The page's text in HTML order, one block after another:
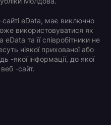
eData, має виключно
використовуватися як
та її співробітники не
ніякої прихованої або
-якої інформації, до якої
-сайт.